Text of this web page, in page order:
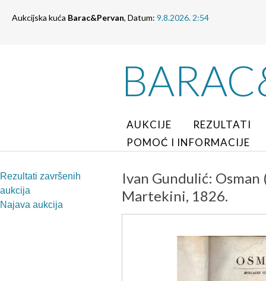
Aukcijska kuća Barac&Pervan, Datum: 9.8.2026. 2:54
AUKCIJE
REZULTATI
POMOĆ I INFORMACIJE
Rezultati završenih
aukcija
Najava aukcija
Ivan Gundulić:
Martekini, 1826.